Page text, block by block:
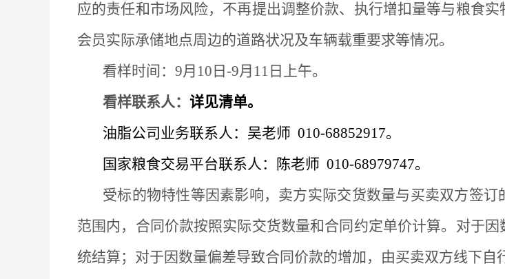
应的责任和市场风险，不再提出调整价款、执行增扣量等与粮食
会员实际承储地点周边的道路状况及车辆载重要求等情况。
看样时间： 9月10日-9月11日上午。
看样联系人： 详见清单。
油脂公司业务联系人：吴老师 010-68852917。
国家粮食交易平台联系人：陈老师 010-68979747。
受标的物特性等因素影响，卖方实际交货数量与买卖双方签
范围内，合同价款按照实际交货数量和合同约定单价计算。对于
统结算；对于因数量偏差导致合同价款的增加，由买卖双方线下自